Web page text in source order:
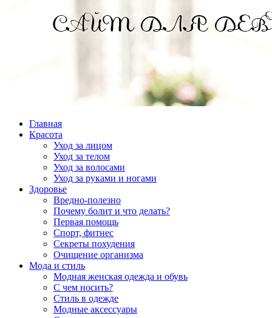
Главная
Красота
Уход за лицом
Уход за телом
Уход за волосами
Уход за руками и ногами
Здоровье
Вредно-полезно
Почему болит и что делать?
Первая помощь
Спорт, фитнес
Секреты похудения
Очищение организма
Мода и стиль
Модная женская одежда и обувь
С чем носить?
Стиль в одежде
Модные аксессуары